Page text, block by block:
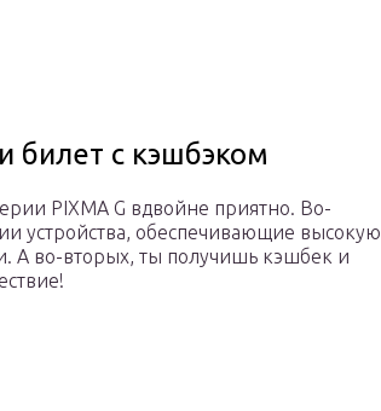
билет с кэшбэком
PIXMA G вдвойне приятно. Во-
устройства, обеспечивающие высокую
А во-вторых, ты получишь кэшбек и